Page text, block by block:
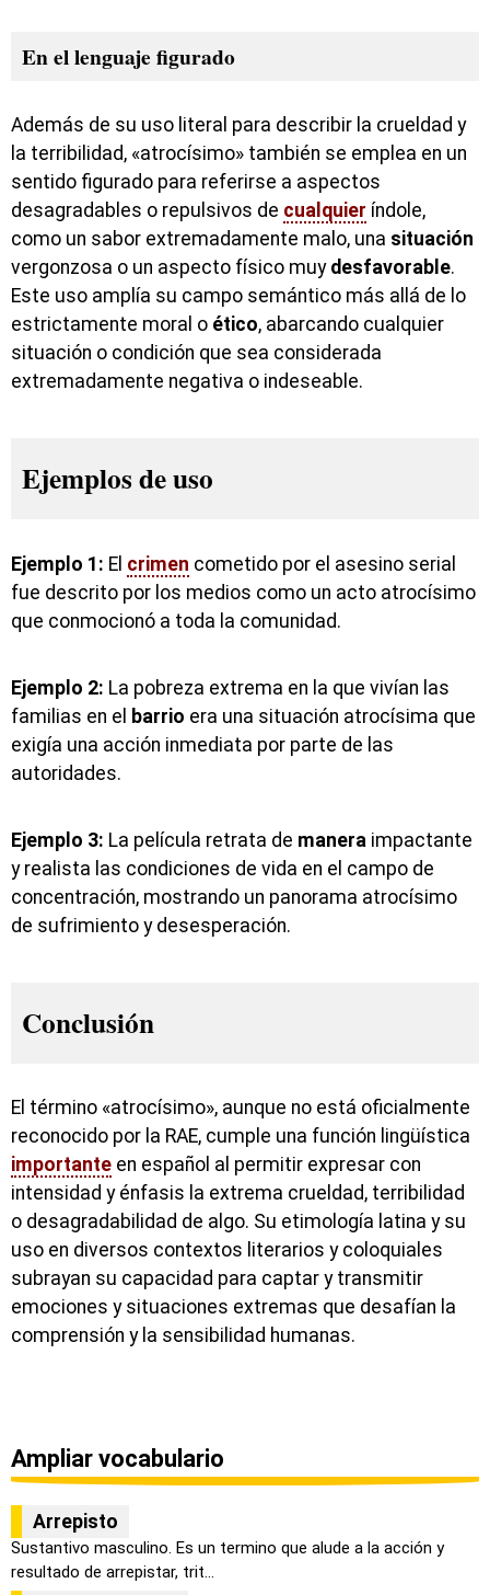
En el lenguaje figurado
Además de su uso literal para describir la crueldad y
la terribilidad, «atrocísimo» también se emplea en un
sentido figurado para referirse a aspectos
desagradables o repulsivos de cualquier índole,
como un sabor extremadamente malo, una situación
vergonzosa o un aspecto físico muy desfavorable.
Este uso amplía su campo semántico más allá de lo
estrictamente moral o ético, abarcando cualquier
situación o condición que sea considerada
extremadamente negativa o indeseable.
Ejemplos de uso
Ejemplo 1: El crimen cometido por el asesino serial
fue descrito por los medios como un acto atrocísimo
que conmocionó a toda la comunidad.
Ejemplo 2: La pobreza extrema en la que vivían las
familias en el barrio era una situación atrocísima que
exigía una acción inmediata por parte de las
autoridades.
Ejemplo 3: La película retrata de manera impactante
y realista las condiciones de vida en el campo de
concentración, mostrando un panorama atrocísimo
de sufrimiento y desesperación.
Conclusión
El término «atrocísimo», aunque no está oficialmente
reconocido por la RAE, cumple una función lingüística
importante en español al permitir expresar con
intensidad y énfasis la extrema crueldad, terribilidad
o desagradabilidad de algo. Su etimología latina y su
uso en diversos contextos literarios y coloquiales
subrayan su capacidad para captar y transmitir
emociones y situaciones extremas que desafían la
comprensión y la sensibilidad humanas.
Ampliar vocabulario
Arrepisto
Sustantivo masculino. Es un termino que alude a la acción y
resultado de arrepistar, trit...